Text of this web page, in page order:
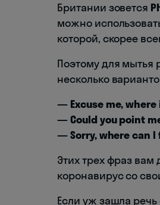
Британии зовется
можно
которой, скорее
Поэтому для мытья
несколько
— Excuse me,
— Could you point
— Sorry, where can I
Этих трех фраз
коронавирус со
Если уж зашла речь